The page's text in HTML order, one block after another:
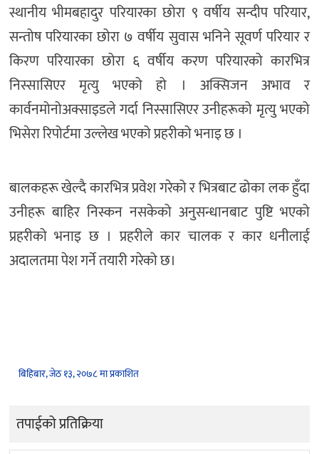
स्थानीय भीमबहादुर परियारका छोरा ९ वर्षीय सन्दीप परियार,
सन्तोष परियारका छोरा ७ वर्षीय सुवास भनिने सूवर्ण परियार र
किरण परियारका छोरा ६ वर्षीय करण परियारको कारभित्र
निस्सासिएर मृत्यु भएको हो । अक्सिजन अभाव र
कार्वनमोनोअक्साइडले गर्दा निस्सासिएर उनीहरूको मृत्यु भएको
भिसेरा रिपोर्टमा उल्लेख भएको प्रहरीको भनाइ छ ।
बालकहरू खेल्दै कारभित्र प्रवेश गरेको र भित्रबाट ढोका लक हुँदा
उनीहरू बाहिर निस्कन नसकेको अनुसन्धानबाट पुष्टि भएको
प्रहरीको भनाइ छ । प्रहरीले कार चालक र कार धनीलाई
अदालतमा पेश गर्ने तयारी गरेको छ।
बिहिबार, जेठ १३, २०७८ मा प्रकाशित
तपाईको प्रतिक्रिया